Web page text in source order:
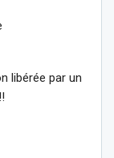
libérée par un